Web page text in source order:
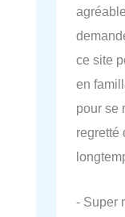
ce site
en
pour se
regretté
- Super